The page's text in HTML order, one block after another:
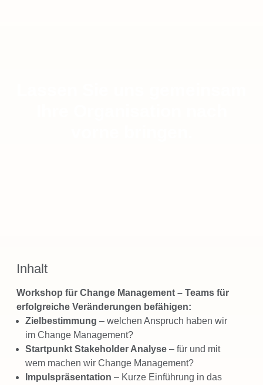
Inhalt
Workshop für Change Management – Teams für
erfolgreiche Veränderungen befähigen:
Zielbestimmung – welchen Anspruch haben wir
im Change Management?
Startpunkt Stakeholder Analyse – für und mit
wem machen wir Change Management?
Impulspräsentation – Kurze Einführung in das